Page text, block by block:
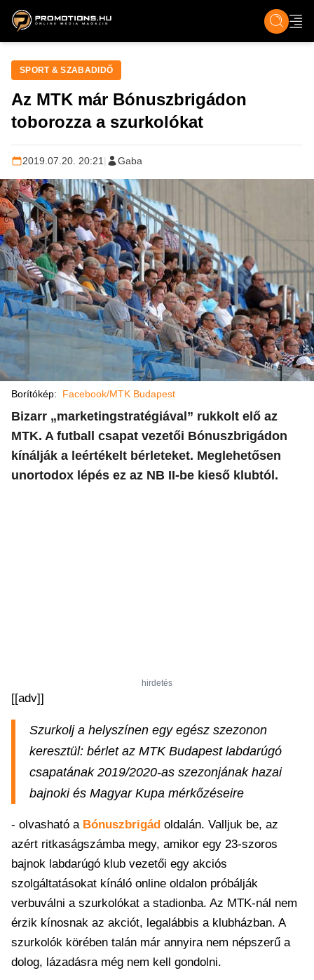
ZENE, FILM & KULT ÉLET TECH &
SPORT & SZABADIDŐ
Az MTK már Bónuszbrigádon
toborozza a szurkolókat
2019.07.20. 20:21 | Gaba
Borítókép: Facebook/MTK Budapest
Bizarr „marketingstratégiával” rukkolt elő az
MTK. A futball csapat vezetői Bónuszbrigádon
kínálják a leértékelt bérleteket. Meglehetősen
unortodox lépés ez az NB II-be kieső klubtól.
hirdetés
[[adv]]
Szurkolj a helyszínen egy egész szezonon
keresztül: bérlet az MTK Budapest labdarúgó
csapatának 2019/2020-as szezonjának hazai
bajnoki és Magyar Kupa mérkőzéseire
- olvasható a Bónuszbrigád oldalán. Valljuk be, az
azért ritkaságszámba megy, amikor egy 23-szoros
bajnok labdarúgó klub vezetői egy akciós
szolgáltatásokat kínáló online oldalon próbálják
verbuválni a szurkolókat a stadionba. Az MTK-nál nem
érzik kínosnak az akciót, legalábbis a klubházban. A
szurkolók körében talán már annyira nem népszerű a
dolog, lázadásra még nem kell gondolni.